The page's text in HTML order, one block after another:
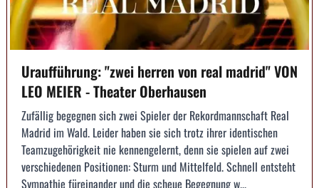
Uraufführung: "zwei herren von real madrid" VON
LEO MEIER - Theater Oberhausen
Zufällig begegnen sich zwei Spieler der Rekordmannschaft Real
Madrid im Wald. Leider haben sie sich trotz ihrer identischen
Teamzugehörigkeit nie kennengelernt, denn sie spielen auf zwei
verschiedenen Positionen: Sturm und Mittelfeld. Schnell entsteht
Sympathie füreinander und die scheue Begegnung w...